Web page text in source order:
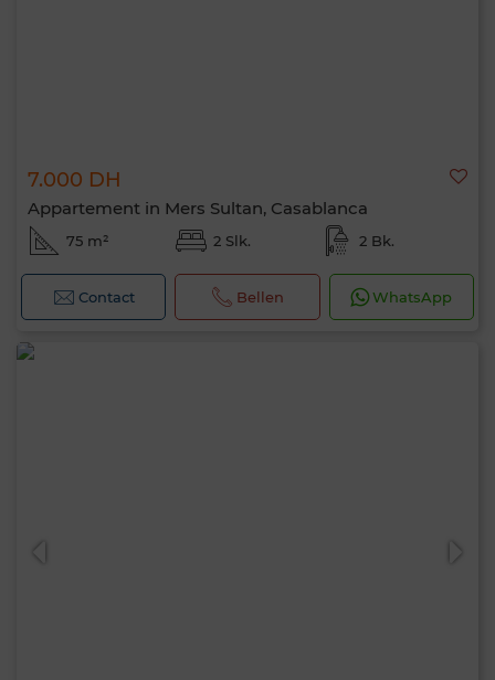
7.000 DH
Appartement in Mers Sultan, Casablanca
75 m² 2 Slk. 2 Bk.
Contact Bellen WhatsApp